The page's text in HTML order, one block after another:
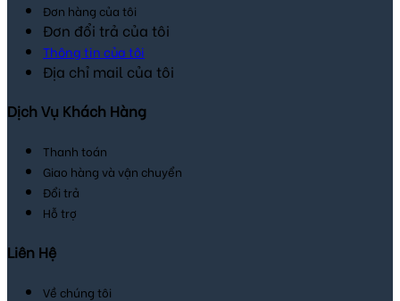
Đơn hàng của tôi
Đơn đổi trả của tôi
Thông tin của tôi
Địa chỉ mail của tôi
Dịch Vụ Khách Hàng
Thanh toán
Giao hàng và vận chuyển
Đổi trả
Hỗ trợ
Liên Hệ
Về chúng tôi